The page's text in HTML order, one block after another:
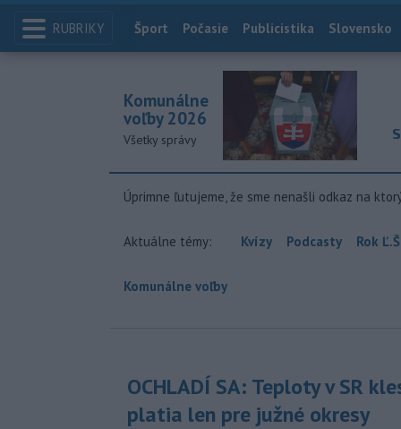
RUBRIKY Index
Šport Počasie Publicistika Slovensko
Komunálne
voľby 2026
Všetky správy
Úprimne ľutujeme, že sme nenašli odkaz na
Aktuálne témy: Kvízy Podcasty Rok
Komunálne voľby
OCHLADÍ SA: Teploty v SR
platia len pre južné okresy